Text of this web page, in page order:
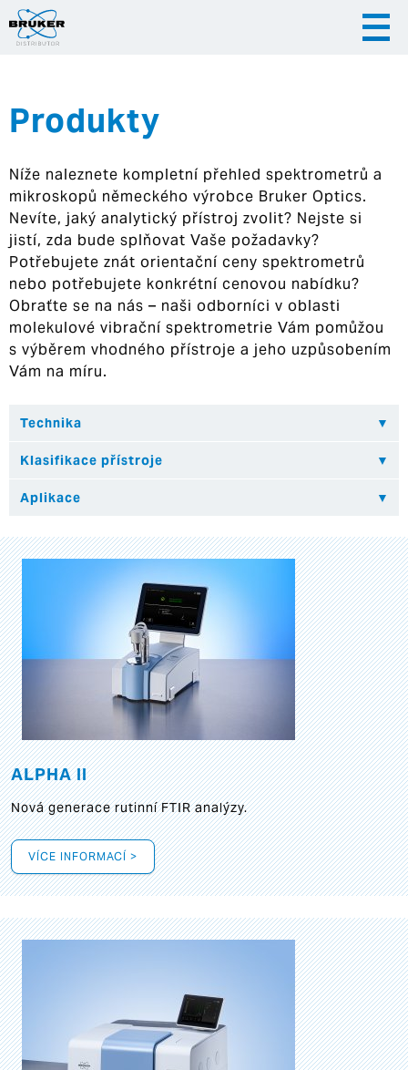
|
Hrvatska
Produkty
Níže naleznete kompletní přehled spektrometrů a
mikroskopů německého výrobce Bruker Optics.
Nevíte, jaký analytický přístroj zvolit? Nejste si
jistí, zda bude splňovat Vaše požadavky?
Potřebujete znát orientační ceny spektrometrů
nebo potřebujete konkrétní cenovou nabídku?
Obraťte se na nás – naši odborníci v oblasti
molekulové vibrační spektrometrie Vám pomůžou
s výběrem vhodného přístroje a jeho uzpůsobením
Vám na míru.
ALPHA II
Nová generace rutinní FTIR analýzy.
VÍCE INFORMACÍ >